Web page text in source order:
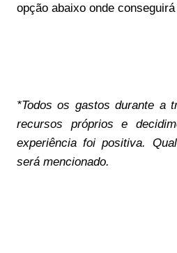
opção abaixo onde
*Todos os gastos durante a
recursos próprios e
experiência foi positiva.
será mencionado.